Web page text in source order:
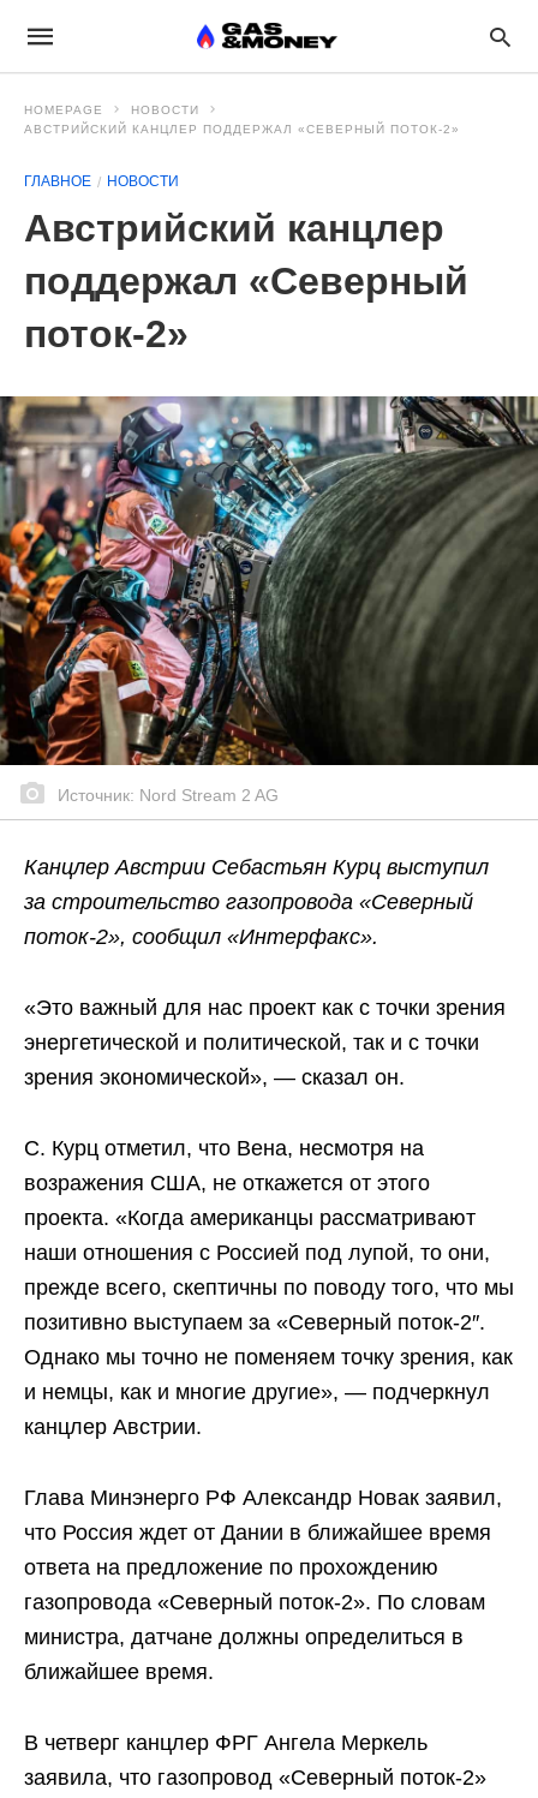
HOMEPAGE
НОВОСТИ
АВСТРИЙСКИЙ КАНЦЛЕР ПОДДЕРЖАЛ «СЕВЕРНЫЙ ПОТОК-2»
ГЛАВНОЕ НОВОСТИ
Австрийский канцлер
поддержал «Северный
поток-2»
Источник: Nord Stream 2 AG
Канцлер Австрии Себастьян Курц выступил
за строительство газопровода «Северный
поток-2», сообщил «Интерфакс».
«Это важный для нас проект как с точки зрения
энергетической и политической, так и с точки
зрения экономической», — сказал он.
С. Курц отметил, что Вена, несмотря на
возражения США, не откажется от этого
проекта. «Когда американцы рассматривают
наши отношения с Россией под лупой, то они,
прежде всего, скептичны по поводу того, что мы
позитивно выступаем за «Северный поток-2″.
Однако мы точно не поменяем точку зрения, как
и немцы, как и многие другие», — подчеркнул
канцлер Австрии.
Глава Минэнерго РФ Александр Новак заявил,
что Россия ждет от Дании в ближайшее время
ответа на предложение по прохождению
газопровода «Северный поток-2». По словам
министра, датчане должны определиться в
ближайшее время.
В четверг канцлер ФРГ Ангела Меркель
заявила, что газопровод «Северный поток-2»